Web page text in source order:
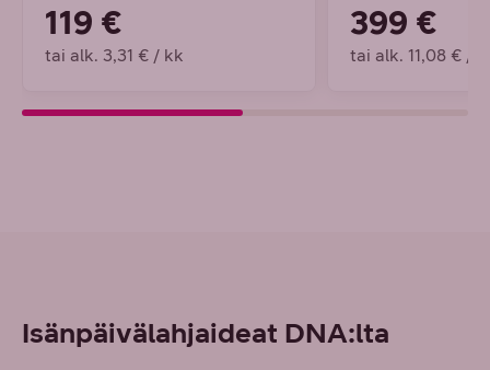
119 €
tai alk. 3,31 € / kk
399 €
tai alk. 11,08 € /
Isänpäivälahjaideat DNA:lta